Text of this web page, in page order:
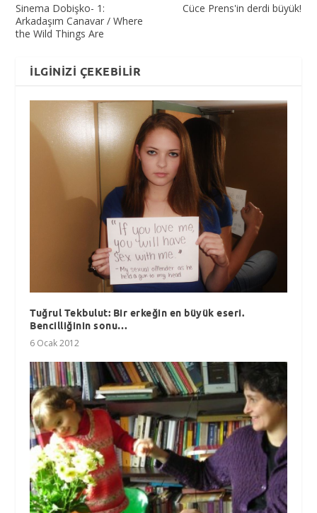
Sinema Dobişko- 1:
Arkadaşım Canavar / Where
the Wild Things Are
Cüce Prens'in derdi büyük!
İLGINIZI ÇEKEBILIR
Tuğrul Tekbulut: Bir erkeğin en büyük eseri.
Bencilliğinin sonu…
6 Ocak 2012